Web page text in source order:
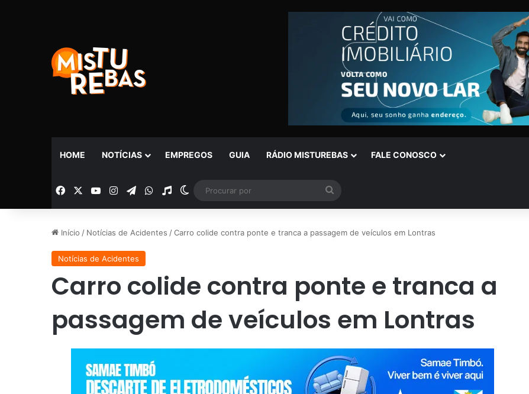
HOME NOTÍCIAS EMPREGOS GUIA RÁDIO MISTUREBAS FALE CONOSCO
Facebook YouTubeInstagramTelegramWhatsApp
Rádio Switch skin
por
Início / Notícias de Acidentes /Carro colide contra ponte e tranca a passagem de veículos em Lontras
Notícias de Acidentes
Carro colide contra ponte e tranca a
passagem de veículos em Lontras